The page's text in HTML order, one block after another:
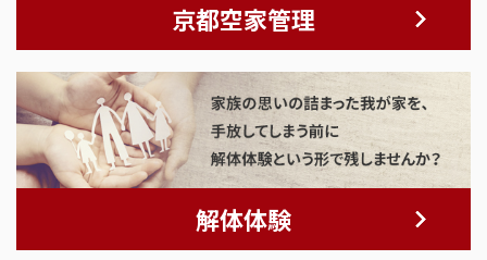
京都空家管理
解体体験